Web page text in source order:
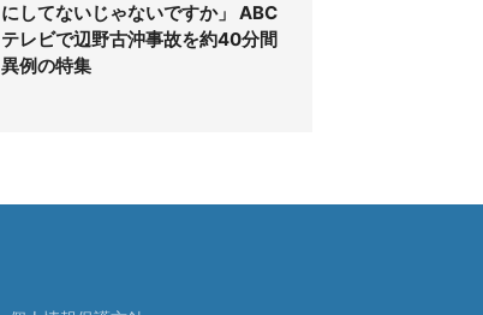
にしてないじゃないですか」 ABC
テレビで辺野古沖事故を約40分間
異例の特集